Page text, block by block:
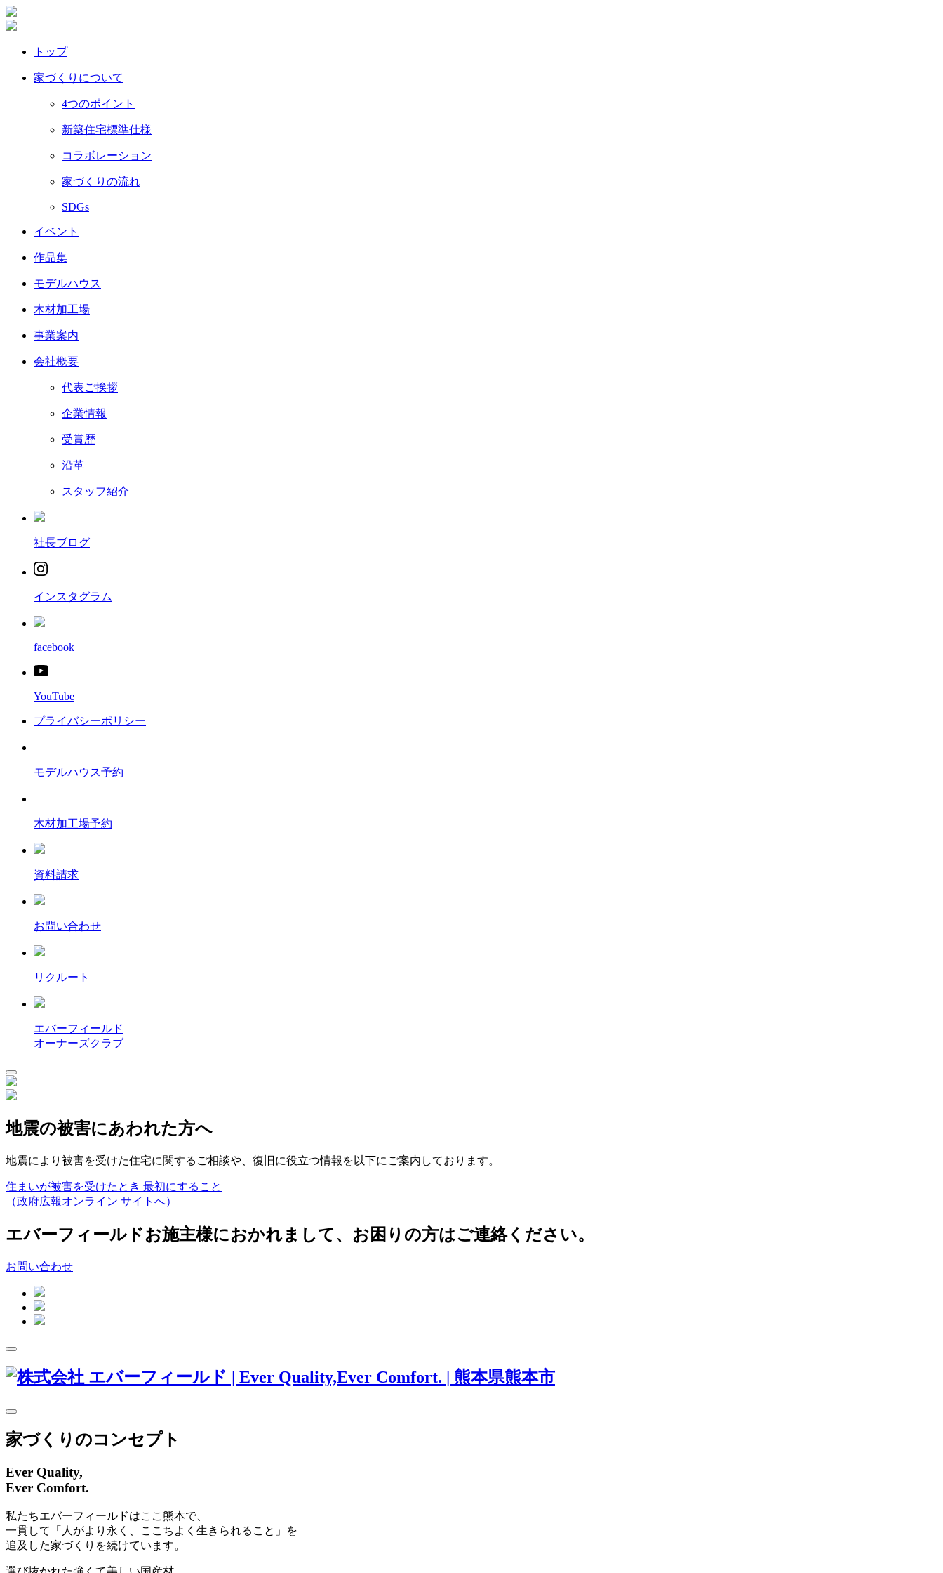
トップ
家づくりについて
4つのポイント
新築住宅標準仕様
コラボレーション
家づくりの流れ
SDGs
イベント
作品集
モデルハウス
木材加工場
事業案内
会社概要
代表ご挨拶
企業情報
受賞歴
沿革
スタッフ紹介
社長ブログ
インスタグラム
facebook
YouTube
プライバシーポリシー
モデルハウス予約
木材加工場予約
資料請求
お問い合わせ
リクルート
エバーフィールド
オーナーズクラブ
地震の被害にあわれた方へ
地震により被害を受けた住宅に関するご相談や、復旧に役立つ情報を以下にご案内しております。
住まいが被害を受けたとき 最初にすること
（政府広報オンライン サイトへ）
エバーフィールドお施主様におかれまして、お困りの方はご連絡ください。
お問い合わせ
家づくりのコンセプト
Ever Quality,
Ever Comfort.
私たちエバーフィールドはここ熊本で、
一貫して「人がより永く、ここちよく生きられること」を
追及した家づくりを続けています。